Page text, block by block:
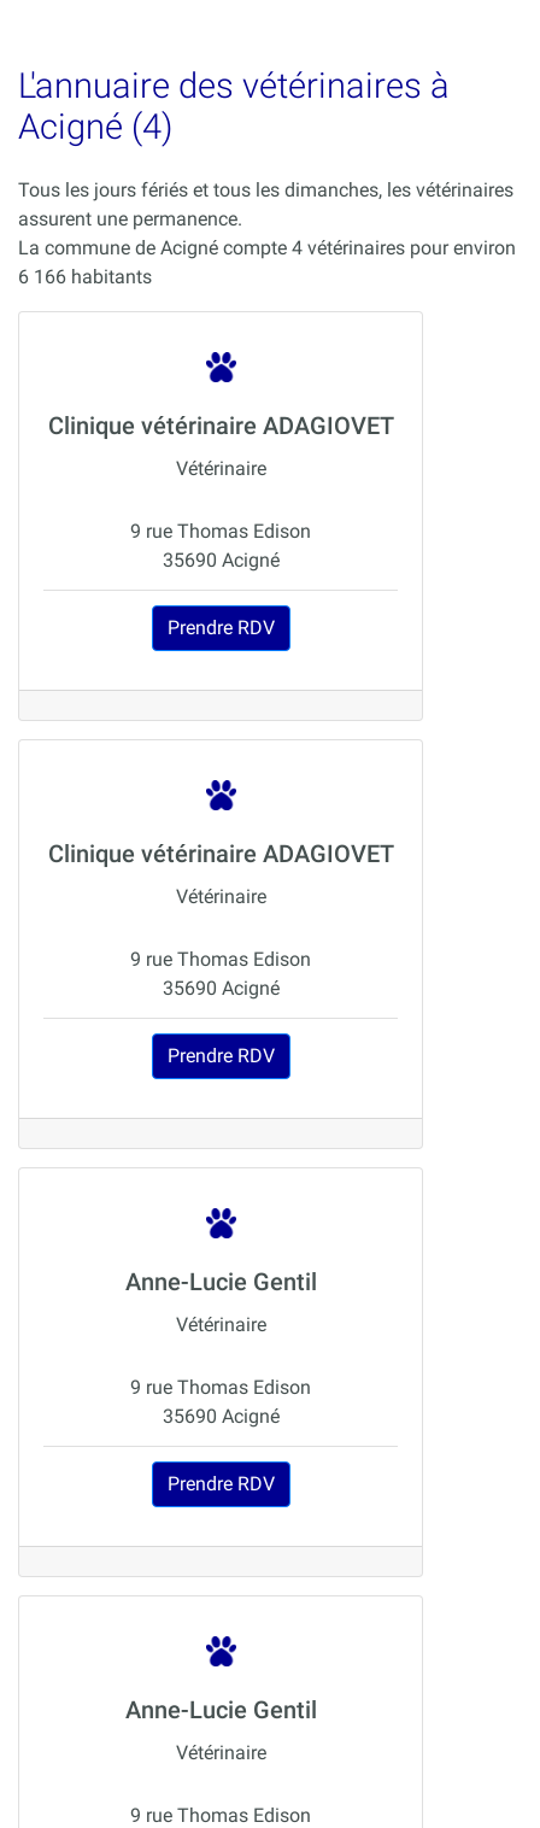
L'annuaire des vétérinaires à
Acigné (4)
Tous les jours fériés et tous les dimanches, les vétérinaires
assurent une permanence.
La commune de Acigné compte 4 vétérinaires pour environ
6 166 habitants
Clinique vétérinaire ADAGIOVET
Vétérinaire
9 rue Thomas Edison
35690 Acigné
Prendre RDV
Clinique vétérinaire ADAGIOVET
Vétérinaire
9 rue Thomas Edison
35690 Acigné
Prendre RDV
Anne-Lucie Gentil
Vétérinaire
9 rue Thomas Edison
35690 Acigné
Prendre RDV
Anne-Lucie Gentil
Vétérinaire
9 rue Thomas Edison